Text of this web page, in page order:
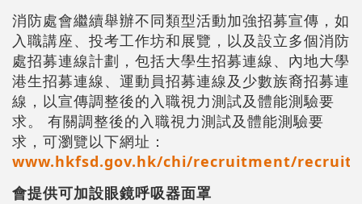
消防處會繼續舉辦不同類型活動加強招募宣傳，如
入職講座、投考工作坊和展覽，以及設立多個消防
處招募連線計劃，包括大學生招募連線、內地大學
港生招募連線、運動員招募連線及少數族裔招募連
線，以宣傳調整後的入職視力測試及體能測驗要
求。 有關調整後的入職視力測試及體能測驗要
求，可瀏覽以下網址：
www.hkfsd.gov.hk/chi/recruitment/recruit/
會提供可加設眼鏡呼吸器面罩